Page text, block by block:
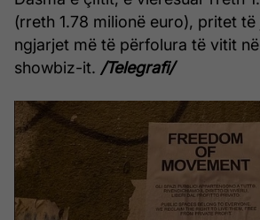
(rreth 1.78 milionë euro), pritet të
ngjarjet më të përfolura të vitit
showbiz-it. /Telegrafi/